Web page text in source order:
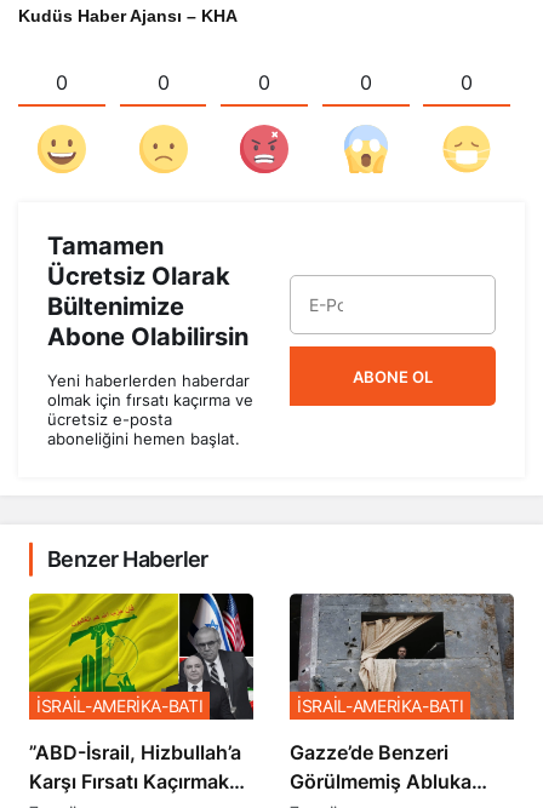
Kudüs Haber Ajansı – KHA
0 0 0 0 0
Tamamen
Ücretsiz Olarak
Bültenimize
Abone Olabilirsin
Yeni haberlerden haberdar
olmak için fırsatı kaçırma ve
ücretsiz e-posta
aboneliğini hemen başlat.
ABONE OL
Benzer Haberler
​​​​​​​”ABD-İsrail, Hizbullah’a
Karşı Fırsatı Kaçırmak
İSRAİL-AMERİKA-BATI
​​​​​​​Gazze’de Benzeri
Görülmemiş Abluka
İSRAİL-AMERİKA-BATI